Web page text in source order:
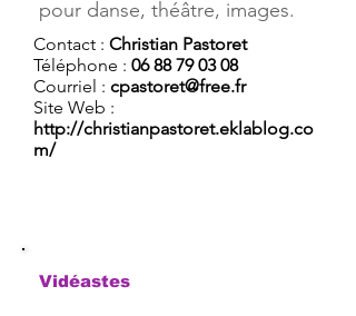
pour danse, théâtre, images.
Contact : Christian Pastoret
Téléphone : 06 88 79 03 08
Courriel : cpastoret@free.fr
Site Web :
http://christianpastoret.eklablog.co
m/
Vidéastes